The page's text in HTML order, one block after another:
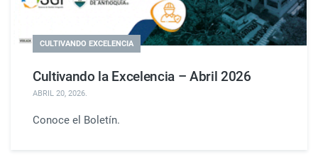
CULTIVANDO EXCELENCIA
Cultivando la Excelencia – Abril 2026
ABRIL 20, 2026.
Conoce el Boletín.